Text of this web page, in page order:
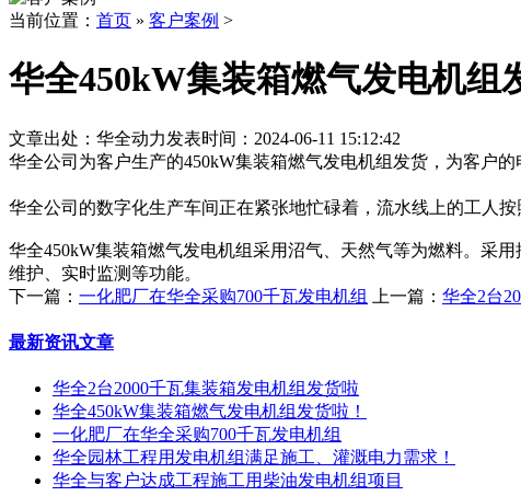
当前位置： 首页 » 客户案例 >
华全450kW集装箱燃气发电机组
文章出处：华全动力发表时间：2024-06-11 15:12:42
华全公司为客户生产的450kW集装箱燃气发电机组发货，为客户的
华全公司的数字化生产车间正在紧张地忙碌着，流水线上的工人
华全450kW集装箱燃气发电机组采用沼气、天然气等为燃料。采
维护、实时监测等功能。
下一篇： 一化肥厂在华全采购700千瓦发电机组 上一篇： 华全2台
最新资讯文章
华全2台2000千瓦集装箱发电机组发货啦
华全450kW集装箱燃气发电机组发货啦！
一化肥厂在华全采购700千瓦发电机组
华全园林工程用发电机组满足施工、灌溉电力需求！
华全与客户达成工程施工用柴油发电机组项目